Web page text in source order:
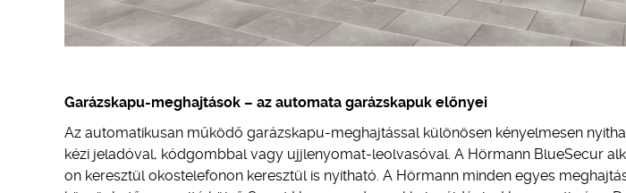
Garázskapu-meghajtások – az automata garázskapuk előnyei
Az automatikusan működő garázskapu-meghajtással különösen kényelmesen
kézi jeladóval, kódgombbal vagy ujjlenyomat-leolvasóval. A Hörmann BlueSecur
on keresztül okostelefonon keresztül is nyitható. A Hörmann minden egyes